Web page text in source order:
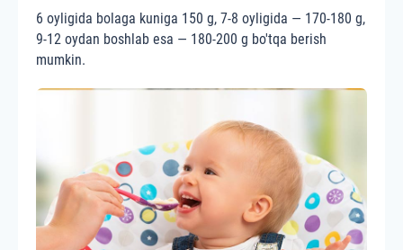
6 oyligida bolaga kuniga 150 g, 7-8 oyligida — 170-180 g,
9-12 oydan boshlab esa — 180-200 g bo'tqa berish
mumkin.